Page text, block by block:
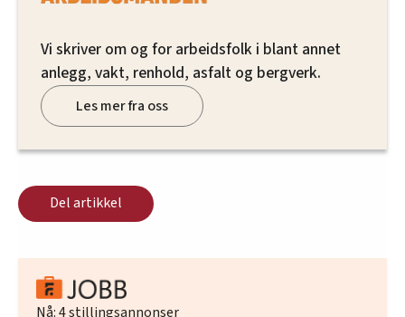
Vi skriver om og for arbeidsfolk i blant annet
anlegg, vakt, renhold, asfalt og bergverk.
Les mer fra oss
Del artikkel
Nå:4stillingsannonser